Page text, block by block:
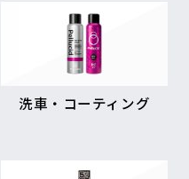
洗車・コーティング